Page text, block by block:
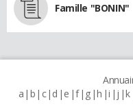
Famille "BONIN"
a b c d e f g h i j k